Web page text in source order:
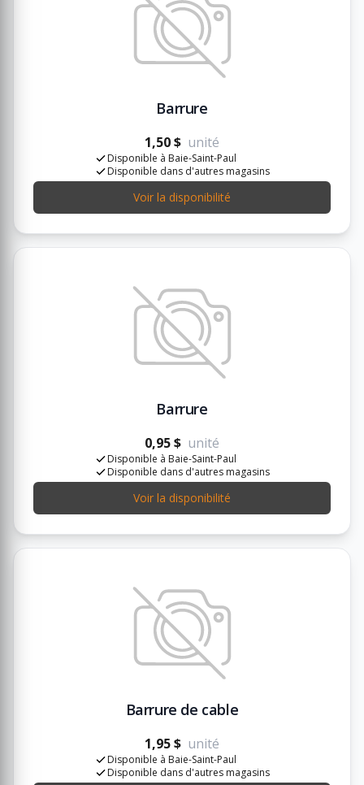
Barrure
1,50 $ unité
Disponible à Baie-Saint-Paul
Disponible dans d'autres magasins
Voir la disponibilité
Barrure
0,95 $ unité
Disponible à Baie-Saint-Paul
Disponible dans d'autres magasins
Voir la disponibilité
Barrure de cable
1,95 $ unité
Disponible à Baie-Saint-Paul
Disponible dans d'autres magasins